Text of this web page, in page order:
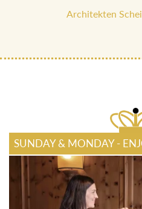
Architekten
SUNDAY & MONDAY -